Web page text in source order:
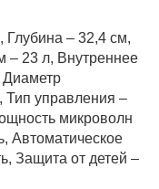
– 32,4 см,
– 23 л, Внутреннее
управления –
микроволн
Автоматическое
Защита от детей –